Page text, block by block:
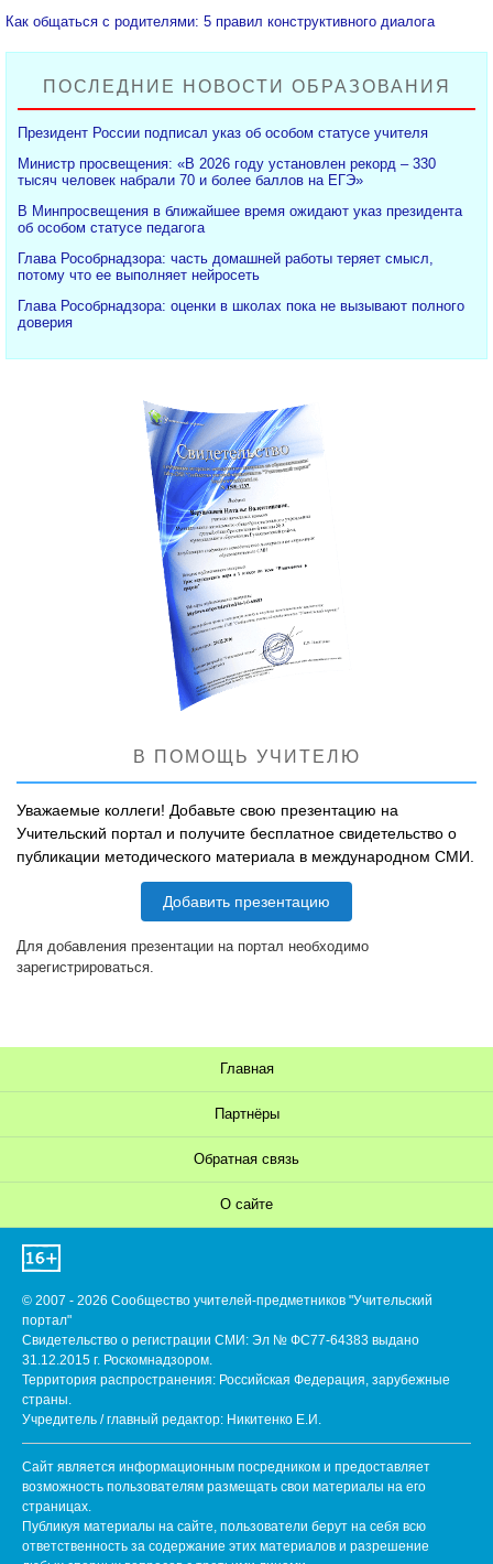
Как общаться с родителями: 5 правил конструктивного диалога
ПОСЛЕДНИЕ НОВОСТИ ОБРАЗОВАНИЯ
Президент России подписал указ об особом статусе учителя
Министр просвещения: «В 2026 году установлен рекорд – 330
тысяч человек набрали 70 и более баллов на ЕГЭ»
В Минпросвещения в ближайшее время ожидают указ президента
об особом статусе педагога
Глава Рособрнадзора: часть домашней работы теряет смысл,
потому что ее выполняет нейросеть
Глава Рособрнадзора: оценки в школах пока не вызывают полного
доверия
В ПОМОЩЬ УЧИТЕЛЮ
Уважаемые коллеги! Добавьте свою презентацию на
Учительский портал и получите бесплатное свидетельство о
публикации методического материала в международном СМИ.
Добавить презентацию
Для добавления презентации на портал необходимо
зарегистрироваться.
Главная
Партнёры
Обратная связь
О сайте
© 2007 - 2026 Сообщество учителей-предметников "Учительский
портал"
Свидетельство о регистрации СМИ: Эл № ФС77-64383 выдано
31.12.2015 г. Роскомнадзором.
Территория распространения: Российская Федерация, зарубежные
страны.
Учредитель / главный редактор: Никитенко Е.И.
Сайт является информационным посредником и предоставляет
возможность пользователям размещать свои материалы на его
страницах.
Публикуя материалы на сайте, пользователи берут на себя всю
ответственность за содержание этих материалов и разрешение